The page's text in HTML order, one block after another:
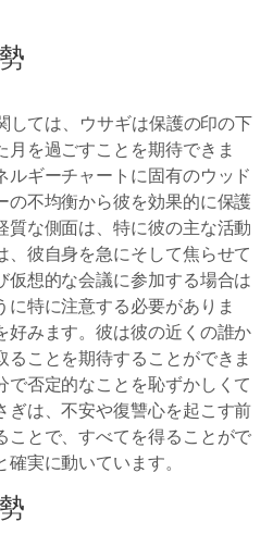
ては、ウサギは保護の印の下
を過ごすことを期待できま
ギーチャートに固有のウッド
の不均衡から彼を効果的に保護
質な側面は、特に彼の主な活動
、彼自身を急にそして焦らせて
仮想的な会議に参加する場合は
特に注意する必要がありま
好みます。彼は彼の近くの誰か
ことを期待することができま
否定的なことを恥ずかしくて
ぎは、不安や復讐心を起こす前
ことで、すべてを得ることがで
実に動いています。